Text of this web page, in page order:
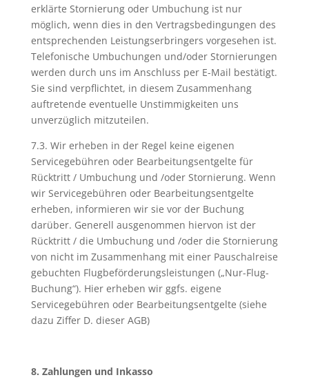
erklärte Stornierung oder Umbuchung ist nur
möglich, wenn dies in den Vertragsbedingungen des
entsprechenden Leistungserbringers vorgesehen ist.
Telefonische Umbuchungen und/oder Stornierungen
werden durch uns im Anschluss per E-Mail bestätigt.
Sie sind verpflichtet, in diesem Zusammenhang
auftretende eventuelle Unstimmigkeiten uns
unverzüglich mitzuteilen.
7.3. Wir erheben in der Regel keine eigenen
Servicegebühren oder Bearbeitungsentgelte für
Rücktritt / Umbuchung und /oder Stornierung. Wenn
wir Servicegebühren oder Bearbeitungsentgelte
erheben, informieren wir sie vor der Buchung
darüber. Generell ausgenommen hiervon ist der
Rücktritt / die Umbuchung und /oder die Stornierung
von nicht im Zusammenhang mit einer Pauschalreise
gebuchten Flugbeförderungsleistungen („Nur-Flug-
Buchung“). Hier erheben wir ggfs. eigene
Servicegebühren oder Bearbeitungsentgelte (siehe
dazu Ziffer D. dieser AGB)
8. Zahlungen und Inkasso